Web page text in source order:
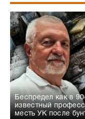
Беспредел как в
известный
месть УК после